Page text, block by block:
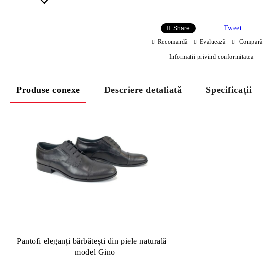
Share Tweet
Recomandă Evaluează Compară
Informatii privind conformitatea
Produse conexe Descriere detaliată Specificații
Pantofi eleganți bărbătești din piele naturală
– model Gino